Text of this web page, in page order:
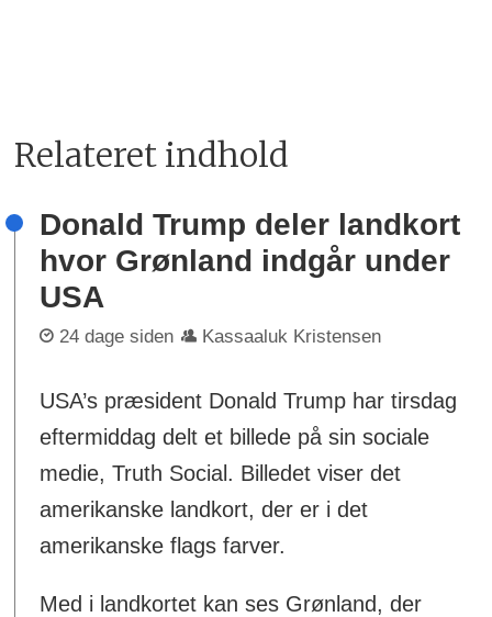
Relateret indhold
Donald Trump deler landkort
hvor Grønland indgår under
USA
24 dage siden Kassaaluk Kristensen
USA’s præsident Donald Trump har tirsdag
eftermiddag delt et billede på sin sociale
medie, Truth Social. Billedet viser det
amerikanske landkort, der er i det
amerikanske flags farver.
Med i landkortet kan ses Grønland, der